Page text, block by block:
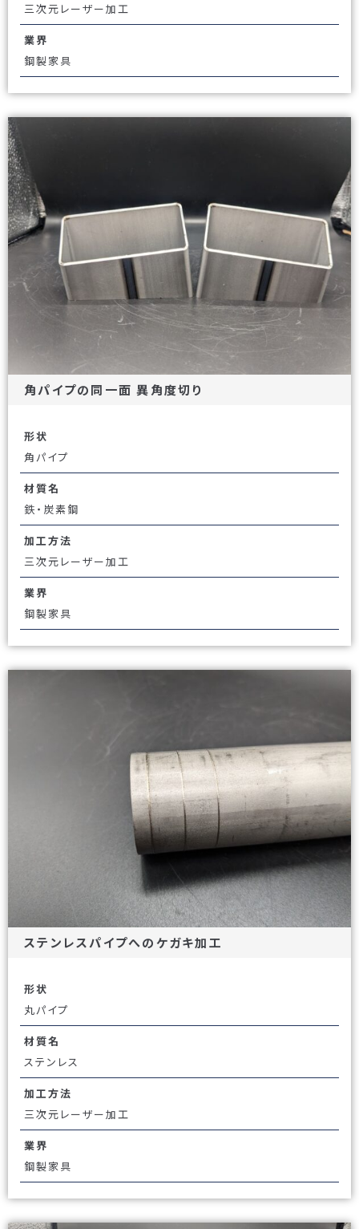
三次元レーザー加工
業界
鋼製家具
角パイプの同一面 異角度切り
形状
角パイプ
材質名
鉄・炭素鋼
加工方法
三次元レーザー加工
業界
鋼製家具
ステンレスパイプへのケガキ加工
形状
丸パイプ
材質名
ステンレス
加工方法
三次元レーザー加工
業界
鋼製家具